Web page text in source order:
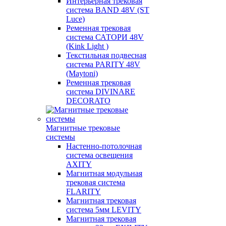
система BAND 48V (ST
Luce)
Ременная трековая
система САТОРИ 48V
(Kink Light )
Текстильная подвесная
система PARITY 48V
(Maytoni)
Ременная трековая
система DIVINARE
DECORATO
Магнитные трековые
системы
Настенно-потолочная
система освещения
AXITY
Магнитная модульная
трековая система
FLARITY
Магнитная трековая
система 5мм LEVITY
Магнитная трековая